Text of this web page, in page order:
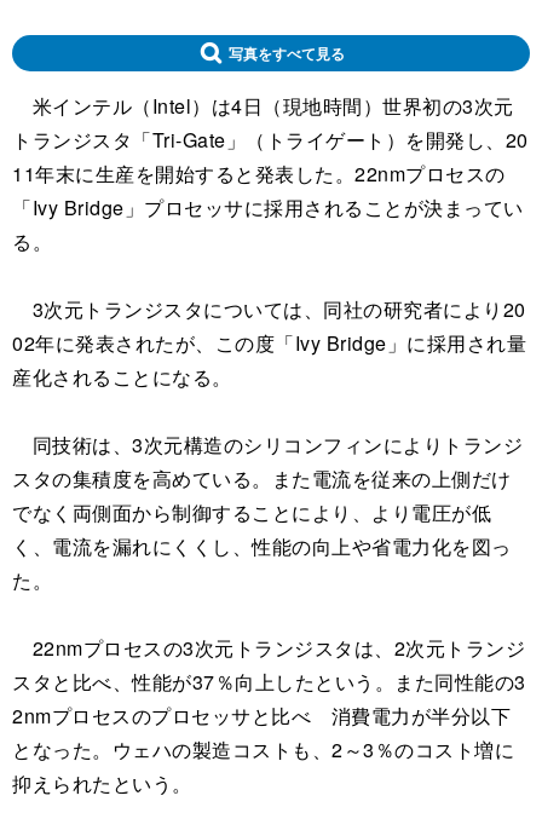
写真をすべて見る
米インテル（Intel）は4日（現地時間）世界初の3次元
トランジスタ「Tri-Gate」（トライゲート）を開発し、20
11年末に生産を開始すると発表した。22nmプロセスの
「Ivy Bridge」プロセッサに採用されることが決まってい
る。
3次元トランジスタについては、同社の研究者により20
02年に発表されたが、この度「Ivy Bridge」に採用され量
産化されることになる。
同技術は、3次元構造のシリコンフィンによりトランジ
スタの集積度を高めている。また電流を従来の上側だけ
でなく両側面から制御することにより、より電圧が低
く、電流を漏れにくくし、性能の向上や省電力化を図っ
た。
22nmプロセスの3次元トランジスタは、2次元トランジ
スタと比べ、性能が37％向上したという。また同性能の3
2nmプロセスのプロセッサと比べ 消費電力が半分以下
となった。ウェハの製造コストも、2～3％のコスト増に
抑えられたという。